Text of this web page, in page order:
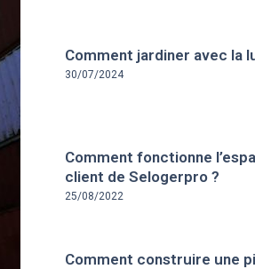
Comment jardiner avec la
30/07/2024
Comment fonctionne
client de Selogerpro ?
25/08/2022
Comment construire une